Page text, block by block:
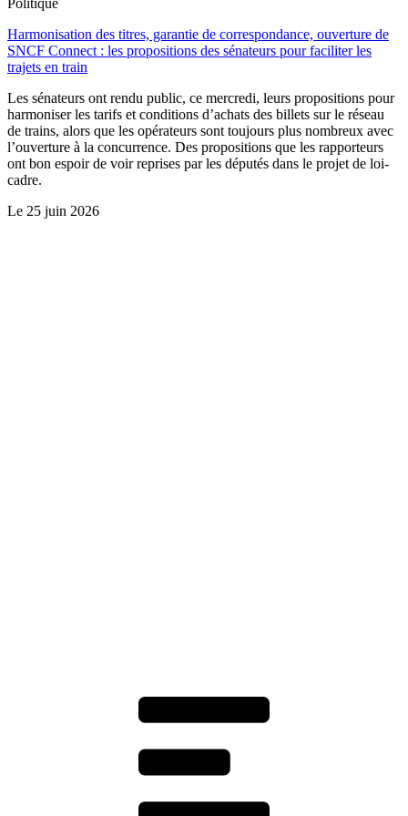
Harmonisation des titres, garantie de correspondance, ouverture de
SNCF Connect : les propositions des sénateurs pour faciliter les
trajets en train
Les sénateurs ont rendu public, ce mercredi, leurs propositions pour
harmoniser les tarifs et conditions d’achats des billets sur le réseau
de trains, alors que les opérateurs sont toujours plus nombreux avec
l’ouverture à la concurrence. Des propositions que les rapporteurs
ont bon espoir de voir reprises par les députés dans le projet de loi-
cadre.
Le 25 juin 2026